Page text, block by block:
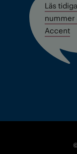
Läs
nummer
Accent